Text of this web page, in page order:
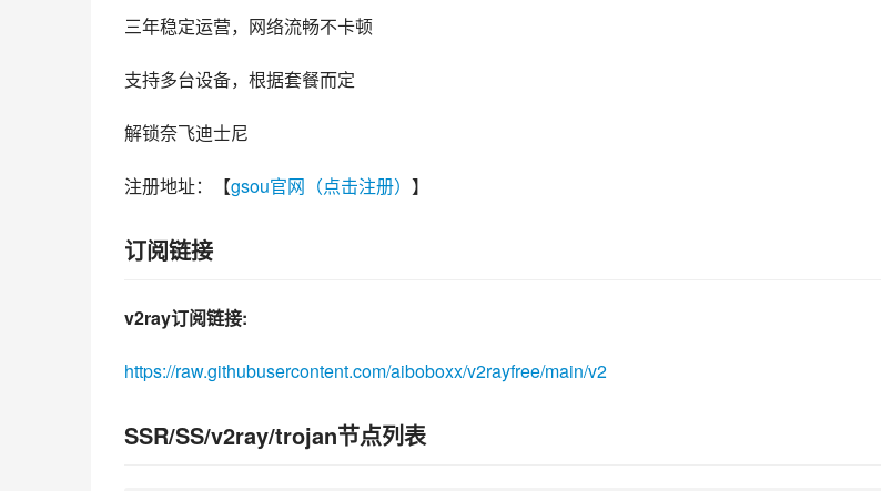
三年稳定运营，网络流畅不卡顿
支持多台设备，根据套餐而定
解锁奈飞迪士尼
注册地址：【gsou官网（点击注册） 】
订阅链接
v2ray订阅链接:
https://raw.githubusercontent.com/aiboboxx/v2rayfree/main/v2
SSR/SS/v2ray/trojan节点列表